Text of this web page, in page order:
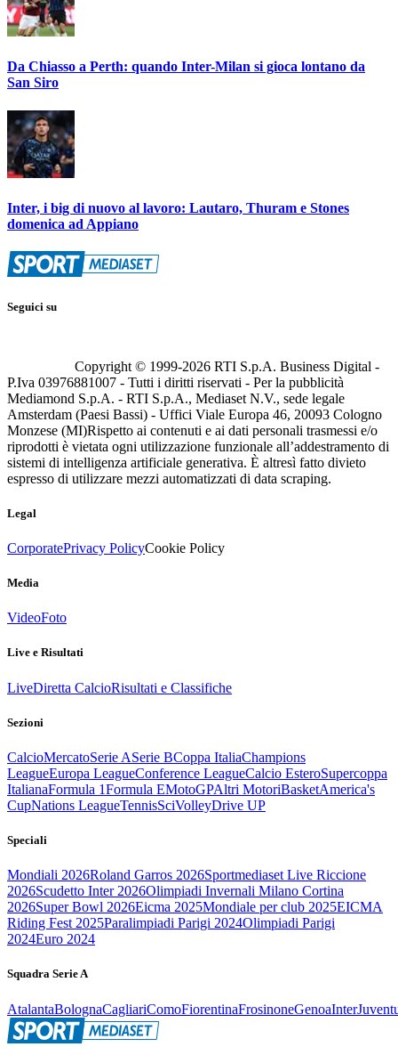
Da Chiasso a Perth: quando Inter-Milan si gioca lontano da
San Siro
Inter, i big di nuovo al lavoro: Lautaro, Thuram e Stones
domenica ad Appiano
Seguici su
Copyright © 1999-2026 RTI S.p.A. Business Digital -
P.Iva 03976881007 - Tutti i diritti riservati - Per la pubblicità
Mediamond S.p.A. - RTI S.p.A., Mediaset N.V., sede legale
Amsterdam (Paesi Bassi) - Uffici Viale Europa 46, 20093 Cologno
Monzese (MI)Rispetto ai contenuti e ai dati personali trasmessi e/o
riprodotti è vietata ogni utilizzazione funzionale all’addestramento di
sistemi di intelligenza artificiale generativa. È altresì fatto divieto
espresso di utilizzare mezzi automatizzati di data scraping.
Legal
CorporatePrivacy PolicyCookie Policy
Media
VideoFoto
Live e Risultati
LiveDiretta CalcioRisultati e Classifiche
Sezioni
CalcioMercatoSerie ASerie BCoppa ItaliaChampions
LeagueEuropa LeagueConference LeagueCalcio EsteroSupercoppa
ItalianaFormula 1Formula EMotoGPAltri MotoriBasketAmerica's
CupNations LeagueTennisSciVolleyDrive UP
Speciali
Mondiali 2026Roland Garros 2026Sportmediaset Live Riccione
2026Scudetto Inter 2026Olimpiadi Invernali Milano Cortina
2026Super Bowl 2026Eicma 2025Mondiale per club 2025EICMA
Riding Fest 2025Paralimpiadi Parigi 2024Olimpiadi Parigi
2024Euro 2024
Squadra Serie A
AtalantaBolognaCagliariComoFiorentinaFrosinoneGenoaInter